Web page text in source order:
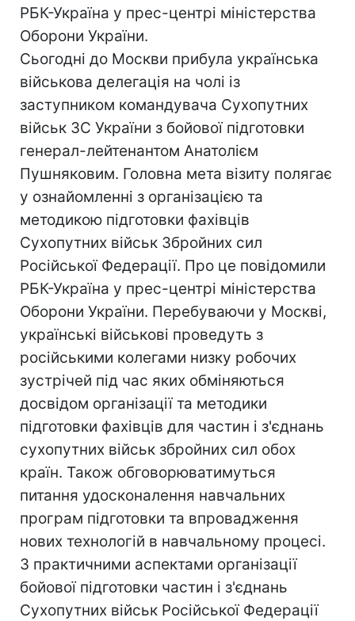
РБК-Україна у прес-центрi мiнiстерства
Оборони України.
Сьогоднi до Москви прибула українська
військова делегація на чолі із
заступником командувача Сухопутних
військ ЗС України з бойової підготовки
генерал-лейтенантом Анатолієм
Пушняковим. Головна мета візиту полягає
у ознайомленні з організацією та
методикою підготовки фахівців
Сухопутних військ Збройних сил
Російської Федерації. Про це повiдомили
РБК-Україна у прес-центрi мiнiстерства
Оборони України. Перебуваючи у Москві,
українські військові проведуть з
російськими колегами низку робочих
зустрічей під час яких обміняються
досвідом організації та методики
підготовки фахівців для частин і з'єднань
сухопутних військ збройних сил обох
країн. Також обговорюватимуться
питання удосконалення навчальних
програм підготовки та впровадження
нових технологій в навчальному процесі.
З практичними аспектами організації
бойової підготовки частин і з'єднань
Сухопутних військ Російської Федерації